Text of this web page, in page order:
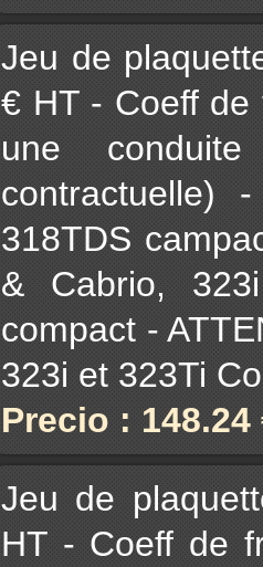
Jeu de
€ HT - Coeff de
une
contractuelle)
318TDS
& Cabrio,
compact -
323i et 323Ti
Precio : 148.24
Jeu de
HT - Coeff de